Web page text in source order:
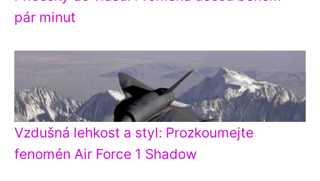
pár minut
Vzdušná lehkost a styl: Prozkoumejte
fenomén Air Force 1 Shadow